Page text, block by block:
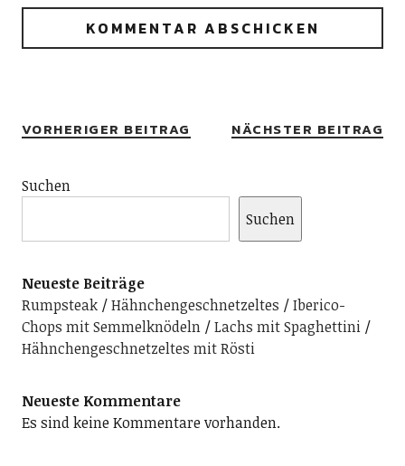
VORHERIGER BEITRAG NÄCHSTER BEITRAG
Suchen
Suchen
Neueste Beiträge
Rumpsteak
Hähnchengeschnetzeltes
Iberico-
Chops mit Semmelknödeln
Lachs mit Spaghettini
Hähnchengeschnetzeltes mit Rösti
Neueste Kommentare
Es sind keine Kommentare vorhanden.